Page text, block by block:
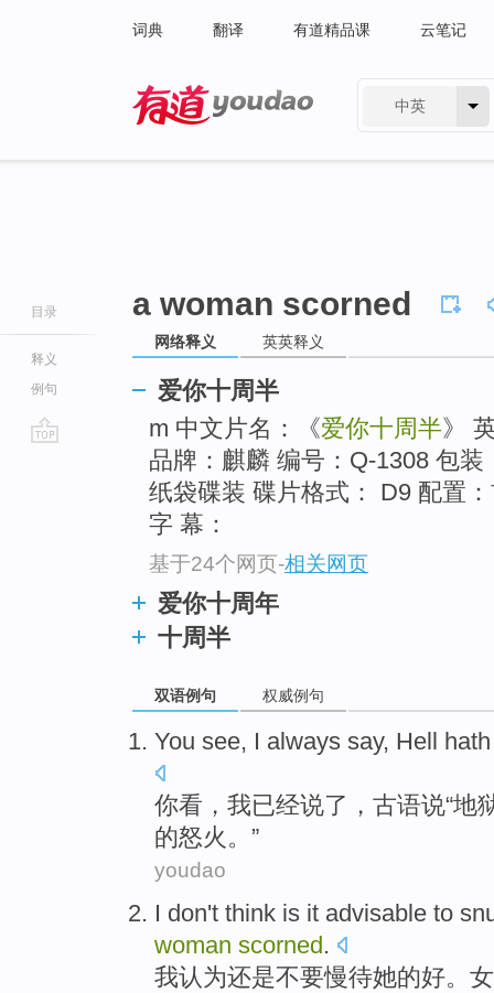
词典 翻译 有道精品课 云笔记
中英
目录
释义
例句
a woman scorned
网络释义 英英释义
爱你十周半
m 中文片名：《爱你十周半》
品牌：麒麟 编号：Q-1308 包
纸袋碟装 碟片格式： D9 配置
字 幕：
基于24个网页-相关网页
爱你十周年
十周半
双语例句 权威例句
You see, I always say, Hell
你看 ， 我已经说了，古语说“地
的怒火 。”
youdao
I don't think is it advisable to
woman scorned.
我认为还是不要慢待她的好。